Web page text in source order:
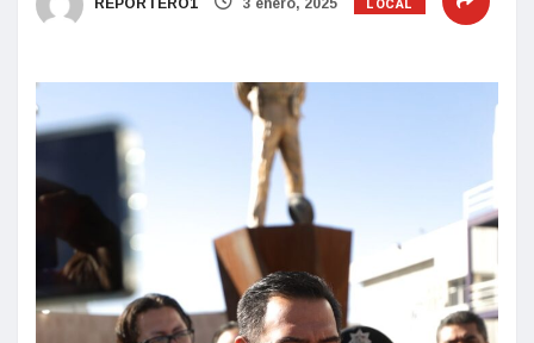
REPORTERO1 3 enero, 2025 LOCAL